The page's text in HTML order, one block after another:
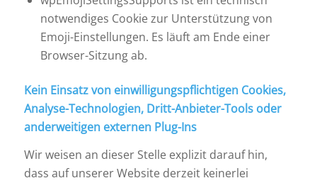
notwendiges Cookie zur Unterstützung von
Emoji-Einstellungen. Es läuft am Ende einer
Browser-Sitzung ab.
Kein Einsatz von einwilligungspflichtigen Cookies,
Analyse-Technologien, Dritt-Anbieter-Tools oder
anderweitigen externen Plug-Ins
Wir weisen an dieser Stelle explizit darauf hin,
dass auf unserer Website derzeit keinerlei